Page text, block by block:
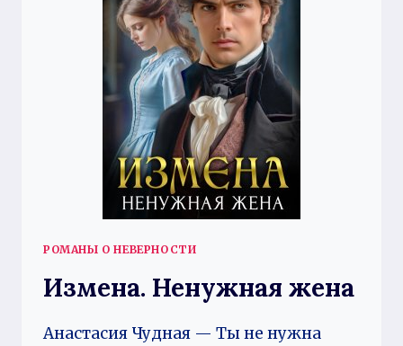
РОМАНЫ О НЕВЕРНОСТИ
Измена. Ненужная жена
Анастасия Чудная — Ты не нужна